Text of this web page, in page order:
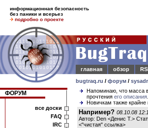
информационная безопасность
без паники и всерьез
подробно о проекте
главная
обзор
bugtraq.ru / форум /
ФОРУМ
все доски
FAQ
IRC
Напоминаю, что масса
прочтения его описания
Новичкам также крайне
Например? 08.10.08
Автор: Den <Денис Т.>
<"чистая" ссылка>